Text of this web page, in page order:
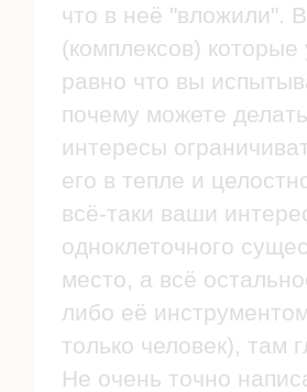
что в неё "вложили".
(комплексов)
равно что вы
почему можете
интересы
его в тепле и
всё-таки ваши
одноклеточного
место, а всё
либо её
только человек), там
Не очень точно